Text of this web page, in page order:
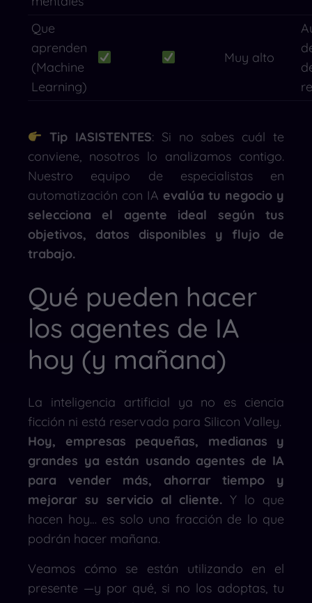
Que
aprenden
(Machine
Learning)
Muy alto
Tip IASISTENTES: Si no sabes cuál te
conviene, nosotros lo analizamos contigo.
Nuestro equipo de especialistas en
automatización con IA evalúa tu negocio y
selecciona el agente ideal según tus
objetivos, datos disponibles y flujo de
trabajo.
Qué pueden hacer
los agentes de IA
hoy (y mañana)
La inteligencia artificial ya no es ciencia
ficción ni está reservada para Silicon Valley.
Hoy, empresas pequeñas, medianas y
grandes ya están usando agentes de IA
para vender más, ahorrar tiempo y
mejorar su servicio al cliente. Y lo que
hacen hoy… es solo una fracción de lo que
podrán hacer mañana.
Veamos cómo se están utilizando en el
presente —y por qué, si no los adoptas, tu